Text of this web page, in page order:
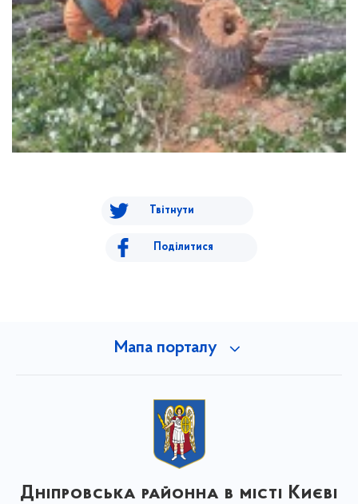
Твітнути
Поділитися
Мапа порталу
Дніпровська районна в місті Києві